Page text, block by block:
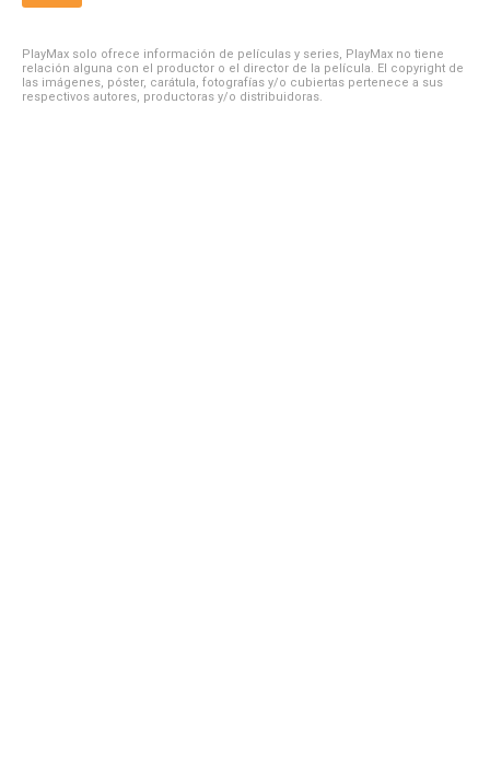
PlayMax solo ofrece información de películas y series, PlayMax no tiene
relación alguna con el productor o el director de la película. El copyright de
las imágenes, póster, carátula, fotografías y/o cubiertas pertenece a sus
respectivos autores, productoras y/o distribuidoras.